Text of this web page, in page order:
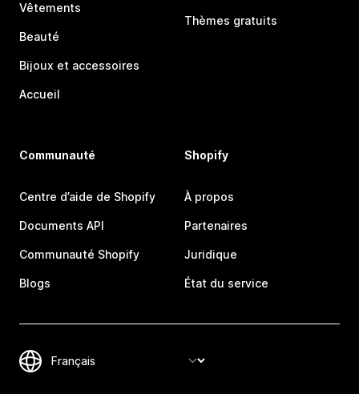
Vêtements
Beauté
Bijoux et accessoires
Accueil
Thèmes gratuits
Communauté
Centre d’aide de Shopify
Documents API
Communauté Shopify
Blogs
Shopify
À propos
Partenaires
Juridique
État du service